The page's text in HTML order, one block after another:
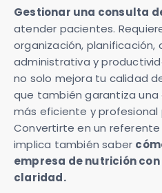
Gestionar una consulta
atender pacientes.
organización, planificación,
administrativa y
no solo mejora tu calidad
que también garantiza
más eficiente y
Convertirte en un
implica también saber
empresa de nutrición
claridad.